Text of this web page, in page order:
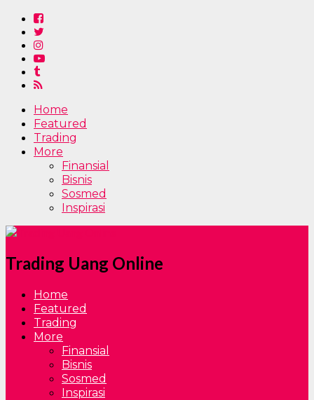
Home
Featured
Trading
More
Finansial
Bisnis
Sosmed
Inspirasi
Trading Uang Online
Home
Featured
Trading
More
Finansial
Bisnis
Sosmed
Inspirasi